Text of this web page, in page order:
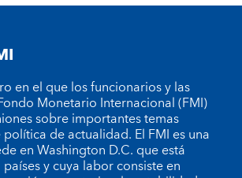
en el que los funcionarios y las
Monetario Internacional (FMI)
sobre importantes temas
de actualidad. El FMI es una
en Washington D.C. que está
y cuya labor consiste en